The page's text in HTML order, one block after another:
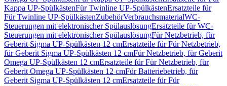
Kappa UP-SpülkästenFür Twinline UP-SpülkästenErsatzteile für
Für Twinline UP-SpülkästenZubehörVerbrauchsmaterialWC-
Steuerungen mit elektronischer SpülauslösungErsatzteile für WC-
Steuerungen mit elektronischer SpülauslösungFür Netzbetrieb, für
Geberit Sigma UP-Spülkästen 12 cmErsatzteile für Für Netzbetrieb,
für Geberit Sigma UP-Spülkästen 12 cmFür Netzbetrieb, für Geberit
Omega UP-Spülkästen 12 cmErsatzteile für Für Netzbetrieb, für
Geberit Omega UP-Spülkästen 12 cmFür Batteriebetrieb, für
Geberit Sigma UP-Spülkästen 12 cmErsatzteile für Für